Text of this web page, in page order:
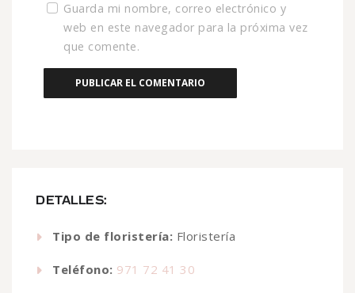
DETALLES:
Tipo de floristería: Floristería
Teléfono: 971 72 41 30
Guarda mi nombre, correo electrónico y
web en este navegador para la próxima vez
que comente.